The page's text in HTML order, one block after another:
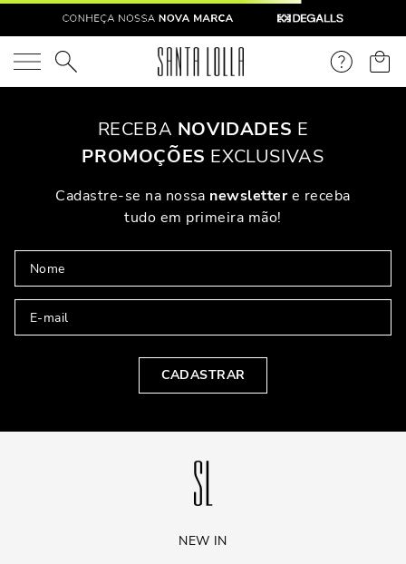
O que você está procurando?
RECEBA NOVIDADES E
PROMOÇÕES EXCLUSIVAS
Cadastre-se na nossa newslettere receba
tudo em primeira mão!
CADASTRAR
NEW IN